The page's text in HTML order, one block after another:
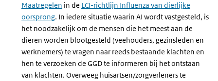
Maatregelen in de LCI-richtlijn Influenza van dierlijke
oorsprong. In iedere situatie waarin AI wordt vastgesteld, is
het noodzakelijk om de mensen die het meest aan de
dieren worden blootgesteld (veehouders, gezinsleden en
werknemers) te vragen naar reeds bestaande klachten en
hen te verzoeken de GGD te informeren bij het ontstaan
van klachten. Overweeg huisartsen/zorgverleners te